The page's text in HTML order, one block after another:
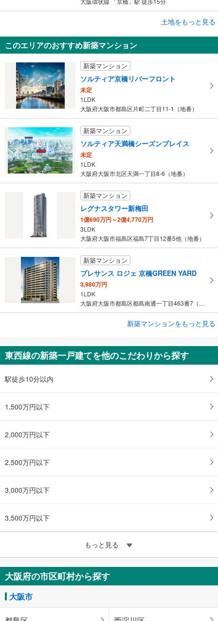
大阪市福島区鷺洲4丁目
未定
建物面積 -
大阪環状線 「福島」駅 徒歩11分
土地をもっと見る
このエリアのおすすめ新築マンション
新築マンション
ソルティア京橋リバーフロント
未定
1LDK
大阪府大阪市都島区片町二丁目11-1（地番）
新築マンション
ソルティア天満橋シーズンプレイス
未定
1LDK
大阪府大阪市北区天満一丁目8-6（地番）
新築マンション
レグナスタワー新梅田
1億690万円～2億4,770万円
3LDK
大阪府大阪市福島区福島7丁目12番5他（地番）
新築マンション
プレサンス ロジェ 京橋GREEN YARD
3,980万円
1LDK
大阪府大阪市都島区都島南通一丁目463番7（アルミラ）、二丁目3…
新築マンション
未定
1LDK～3LDK＋3WIC
新築マンションをもっと見る
東西線の新築一戸建てを他のこだわりから探す
駅徒歩10分以内
1,500万円以下
2,000万円以下
2,500万円以下
3,000万円以下
3,500万円以下
もっと見る
大阪府の市区町村から探す
大阪市